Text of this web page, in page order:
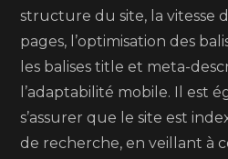
structure du site, la vitesse
pages, l’optimisation des
les balises title et meta-
l’adaptabilité mobile. Il est
s’assurer que le site est
de recherche, en veillant à